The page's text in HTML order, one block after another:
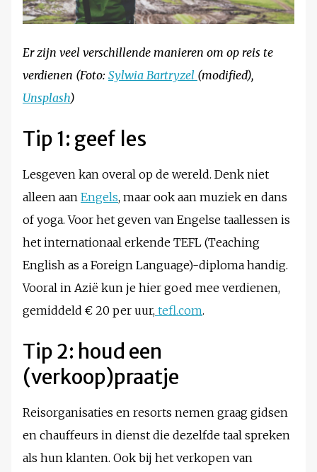
Er zijn veel verschillende manieren om op reis te
verdienen (Foto: Sylwia Bartryzel (modified),
Unsplash)
Tip 1: geef les
Lesgeven kan overal op de wereld. Denk niet
alleen aan Engels, maar ook aan muziek en dans
of yoga. Voor het geven van Engelse taallessen is
het internationaal erkende TEFL (Teaching
English as a Foreign Language)-diploma handig.
Vooral in Azië kun je hier goed mee verdienen,
gemiddeld € 20 per uur, tefl.com.
Tip 2: houd een
(verkoop)praatje
Reisorganisaties en resorts nemen graag gidsen
en chauffeurs in dienst die dezelfde taal spreken
als hun klanten. Ook bij het verkopen van